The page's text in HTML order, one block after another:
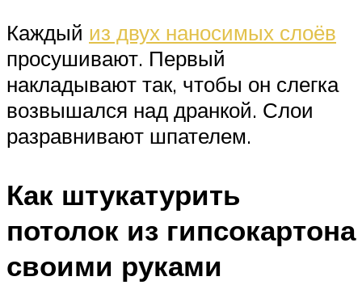
Каждый из двух наносимых слоёв
просушивают. Первый
накладывают так, чтобы он слегка
возвышался над дранкой. Слои
разравнивают шпателем.
Как штукатурить
потолок из гипсокартона
своими руками